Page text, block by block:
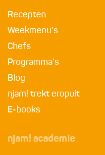
Recepten
Weekmenu's
Chefs
Programma's
Blog
njam! trekt eropuit
E-books
njam! academie